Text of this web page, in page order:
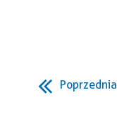
Poprzednia